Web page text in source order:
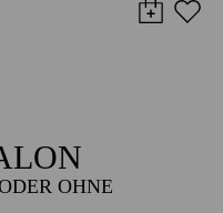
OHNE